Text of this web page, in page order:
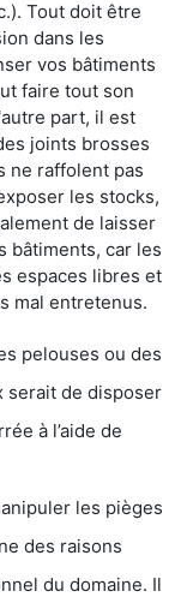
Tout doit être
dans les
vos bâtiments
faire tout son
part, il est
joints brosses
ne raffolent pas
les stocks,
de laisser
bâtiments, car les
espaces libres et
mal entretenus.
pelouses ou des
serait de disposer
à l’aide de
les pièges
des raisons
du domaine. Il